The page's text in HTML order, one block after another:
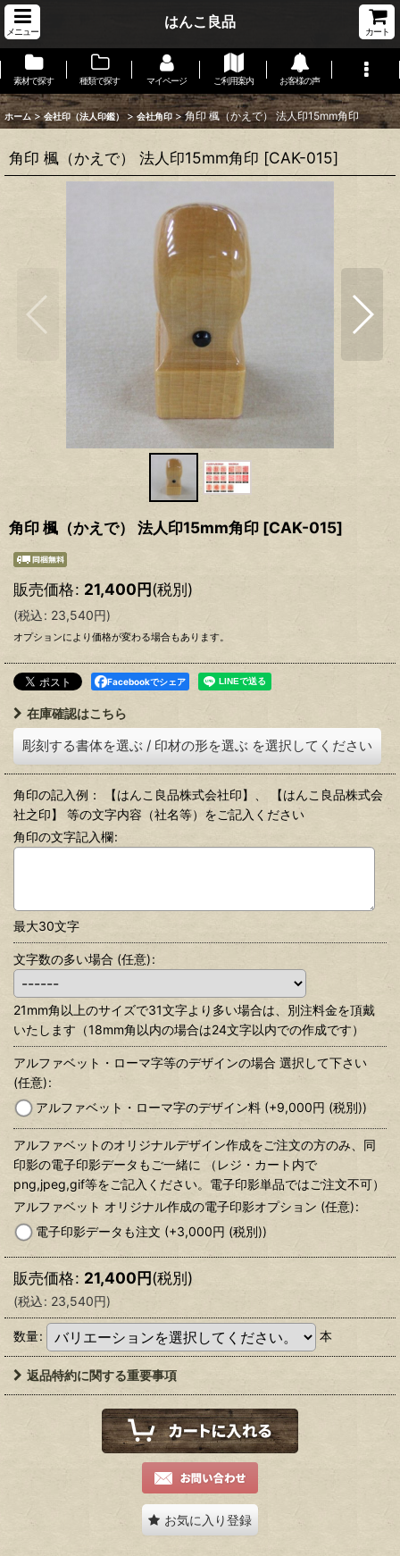
メニュー
はんこ良品
カート
素材で探す 種類で探す マイページ ご利用案内 お客様の声
ホーム > 会社印（法人印鑑） > 会社角印 > 角印 楓（かえで） 法人印15mm角印
角印 楓（かえで） 法人印15mm角印 [CAK-015]
角印 楓（かえで） 法人印15mm角印 [CAK-015]
販売価格: 21,400円(税別)
(税込: 23,540円)
オプションにより価格が変わる場合もあります。
Facebookでシェア
在庫確認はこちら
彫刻する書体を選ぶ / 印材の形を選ぶ を選択してください
角印の記入例： 【はんこ良品株式会社印】、 【はんこ良品株式会
社之印】 等の文字内容（社名等）をご記入ください
角印の文字記入欄:
最大30文字
文字数の多い場合 (任意):
21mm角以上のサイズで31文字より多い場合は、別注料金を頂戴
いたします（18mm角以内の場合は24文字以内での作成です）
アルファベット・ローマ字等のデザインの場合 選択して下さい
(任意):
アルファベット・ローマ字のデザイン料 (+9,000円 (税別))
アルファベットのオリジナルデザイン作成をご注文の方のみ、同
印影の電子印影データもご一緒に （レジ・カート内で
png,jpeg,gif等をご記入ください。電子印影単品ではご注文不可）
アルファベット オリジナル作成の電子印影オプション (任意):
電子印影データも注文 (+3,000円 (税別))
販売価格: 21,400円(税別)
(税込: 23,540円)
数量: 本
返品特約に関する重要事項
お気に入り登録